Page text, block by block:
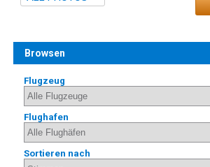
Browsen
Flugzeug
Flughafen
Sortieren nach